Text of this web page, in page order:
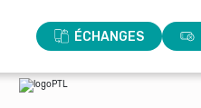
ÉCHANGES